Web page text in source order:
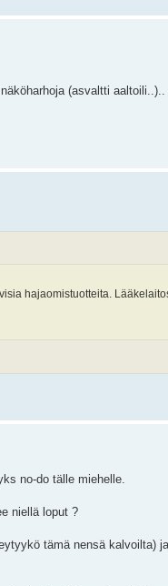
(asvaltti
hajaomistuotteita.
no-do tälle miehelle.
niellä loput ?
tämä nensä kalvoilta)